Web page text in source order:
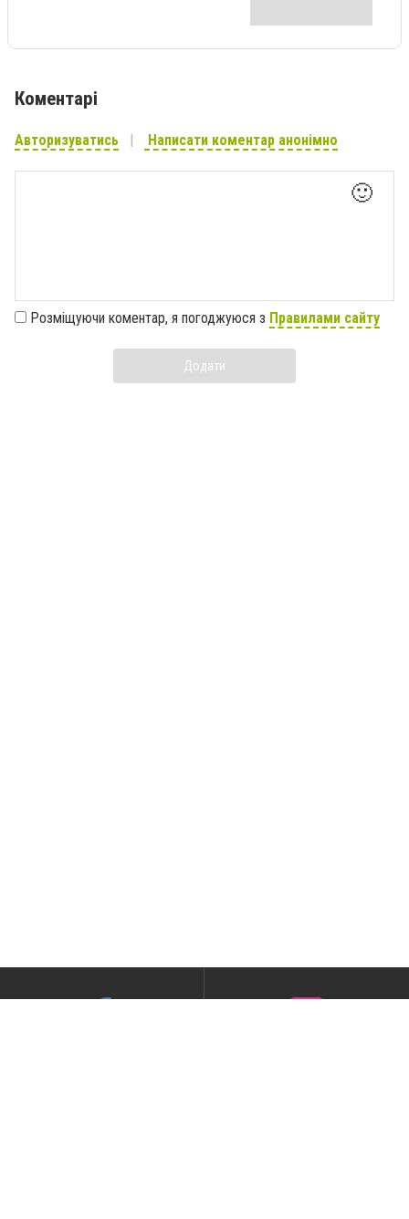
Коментарі
Авторизуватись Написати коментар анонімно
🙂
Розміщуючи коментар, я погоджуюся з Правилами сайту
Додати